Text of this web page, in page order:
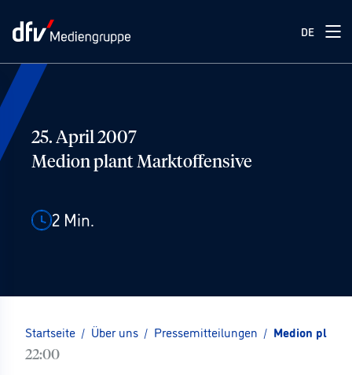
DE
25. April 2007
Medion plant Marktoffensive
2 Min.
Startseite / Über uns / Pressemitteilungen / Medion plant
22:00